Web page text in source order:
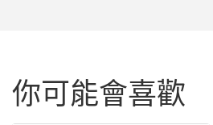
你可能會喜歡